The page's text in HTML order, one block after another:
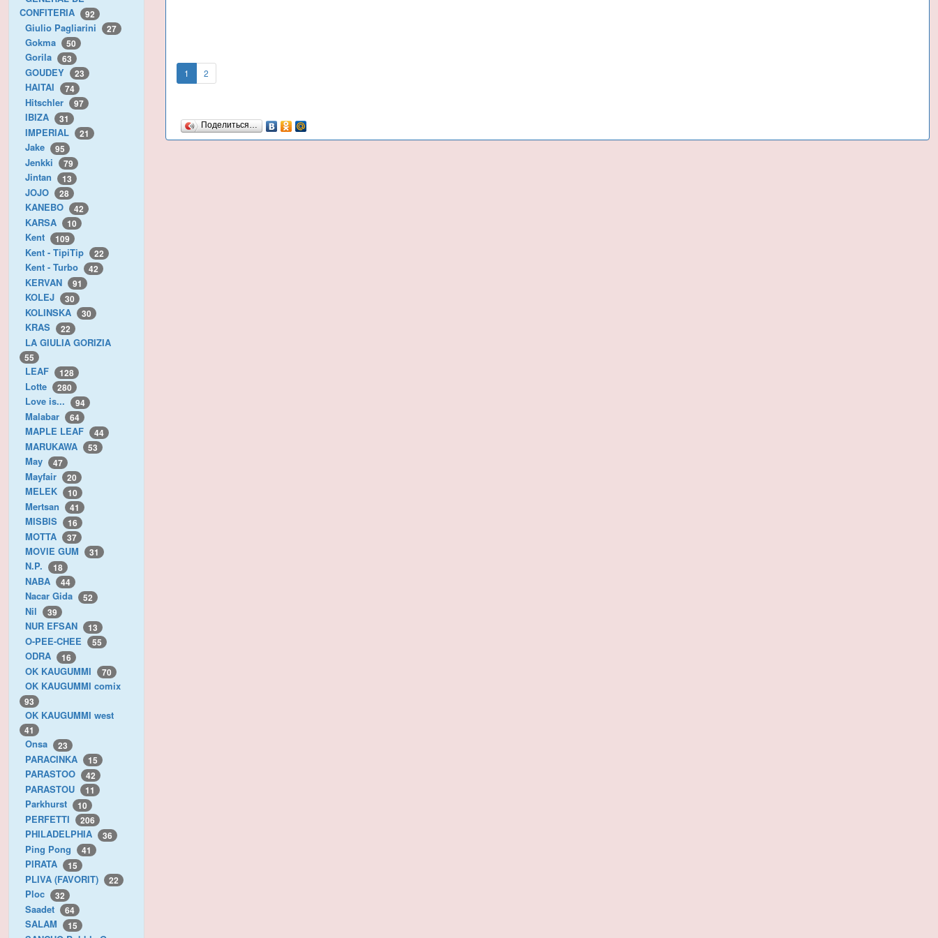
CONFITERIA
92
Giulio Pagliarini 27
Gokma 50
Gorila 63
GOUDEY 23
HAITAI 74
Hitschler 97
IBIZA 31
IMPERIAL 21
Jake 95
Jenkki 79
Jintan 13
JOJO 28
KANEBO 42
KARSA 10
Kent 109
Kent - TipiTip 22
Kent - Turbo 42
KERVAN 91
KOLEJ 30
KOLINSKA 30
KRAS 22
LA GIULIA GORIZIA
55
LEAF 128
Lotte 280
Love is... 94
Malabar 64
MAPLE LEAF 44
MARUKAWA 53
May 47
Mayfair 20
MELEK 10
Mertsan 41
MISBIS 16
MOTTA 37
MOVIE GUM 31
N.P. 18
NABA 44
Nacar Gida 52
Nil 39
NUR EFSAN 13
O-PEE-CHEE 55
ODRA 16
OK KAUGUMMI 70
OK KAUGUMMI comix
93
OK KAUGUMMI west
41
Onsa 23
PARACINKA 15
PARASTOO 42
PARASTOU 11
Parkhurst 10
PERFETTI 206
PHILADELPHIA 36
Ping Pong 41
PIRATA 15
PLIVA (FAVORIT) 22
Ploc 32
Saadet 64
SALAM 15
1 2
Поделиться…